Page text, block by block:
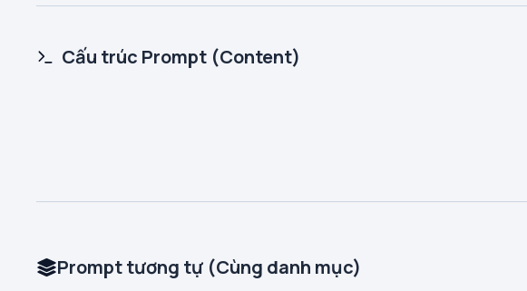
Cấu trúc Prompt (Content)
Prompt tương tự (Cùng danh mục)